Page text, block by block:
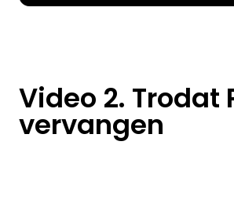
Video 2.
vervangen